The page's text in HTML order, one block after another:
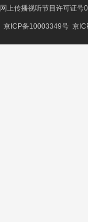
网上传播视听节目许可证
京ICP备10003349号 京